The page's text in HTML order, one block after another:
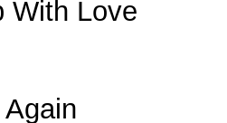
With Love